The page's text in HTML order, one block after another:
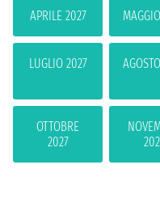
APRILE 2027
LUGLIO 2027
OTTOBRE
2027